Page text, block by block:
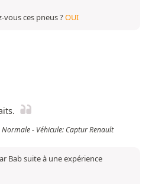
vous ces pneus ?OUI
- Véhicule: Captur Renault
Bab suite à une expérience